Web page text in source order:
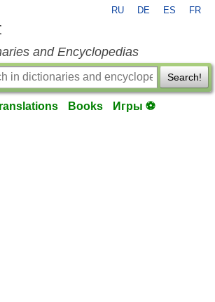
RU DE ES FR
and Encyclopedias
Search!
Books Игры ⚽